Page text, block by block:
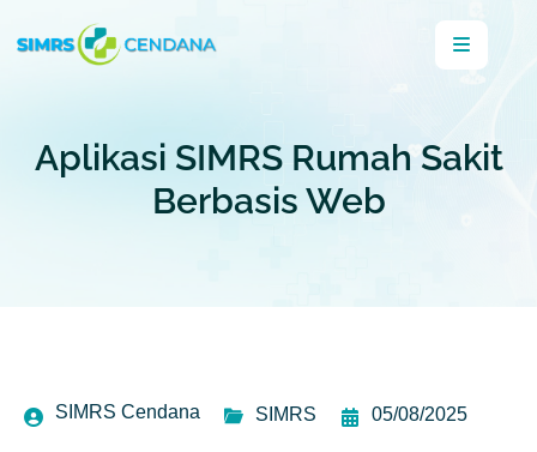
Aplikasi SIMRS Rumah Sakit
Berbasis Web
SIMRS Cendana SIMRS 05/08/2025